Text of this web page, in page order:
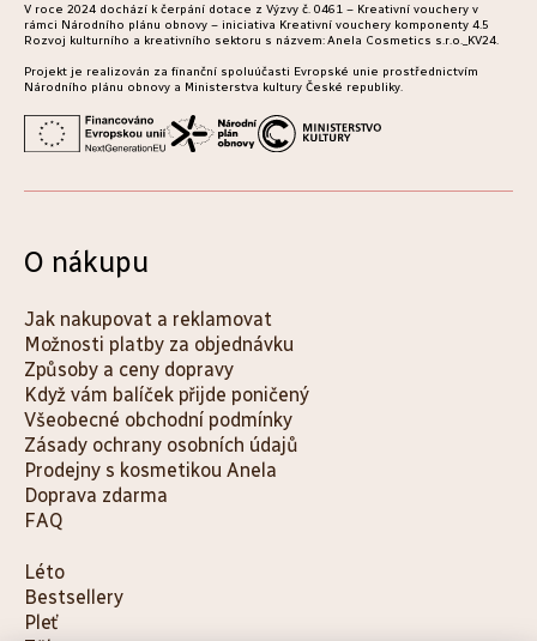
V roce 2024 dochází k čerpání dotace z Výzvy č. 0461 – Kreativní vouchery v
rámci Národního plánu obnovy – iniciativa Kreativní vouchery komponenty 4.5
Rozvoj kulturního a kreativního sektoru s názvem: Anela Cosmetics s.r.o._KV24.
Projekt je realizován za finanční spoluúčasti Evropské unie prostřednictvím
Národního plánu obnovy a Ministerstva kultury České republiky.
O nákupu
Jak nakupovat a reklamovat
Možnosti platby za objednávku
Způsoby a ceny dopravy
Když vám balíček přijde poničený
Všeobecné obchodní podmínky
Zásady ochrany osobních údajů
Prodejny s kosmetikou Anela
Doprava zdarma
FAQ
K
a
Léto
Bestsellery
Pleť